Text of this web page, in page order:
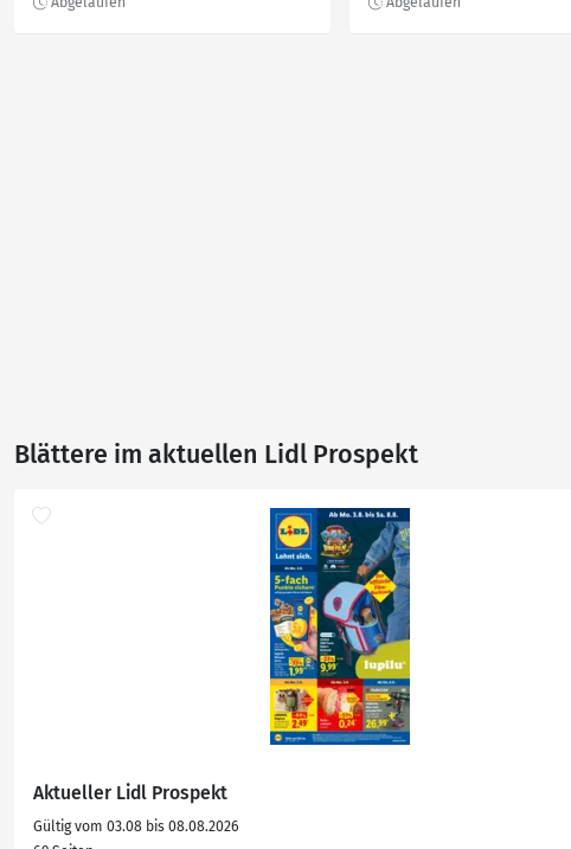
Blättere im aktuellen Lidl Prospekt
Aktueller Lidl Prospekt
Gültig vom 03.08 bis 08.08.2026